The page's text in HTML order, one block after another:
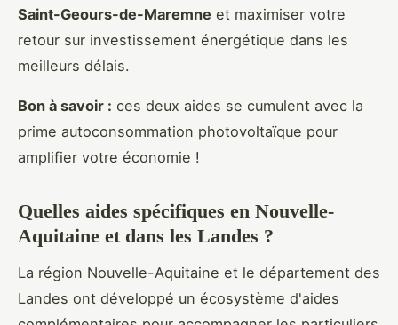
Saint-Geours-de-Maremne et maximiser votre
retour sur investissement énergétique dans les
meilleurs délais.
Bon à savoir : ces deux aides se cumulent avec la
prime autoconsommation photovoltaïque pour
amplifier votre économie !
Quelles aides spécifiques en Nouvelle-
Aquitaine et dans les Landes ?
La région Nouvelle-Aquitaine et le département des
Landes ont développé un écosystème d'aides